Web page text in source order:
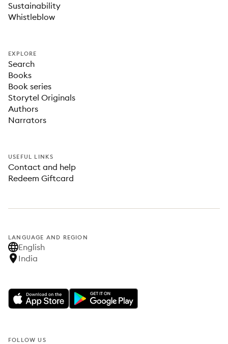
Sustainability
Whistleblow
EXPLORE
Search
Books
Book series
Storytel Originals
Authors
Narrators
USEFUL LINKS
Contact and help
Redeem Giftcard
LANGUAGE AND REGION
English
India
FOLLOW US